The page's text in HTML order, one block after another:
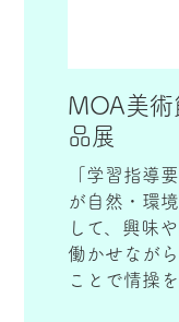
MOA美
品展
「学習指導
が自然・環
して、興味
働かせなが
ことで情操